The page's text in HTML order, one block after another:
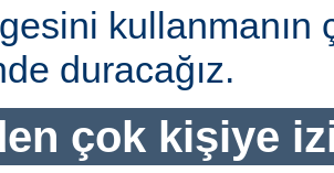
kullanmanın
duracağız.
çok kişiye